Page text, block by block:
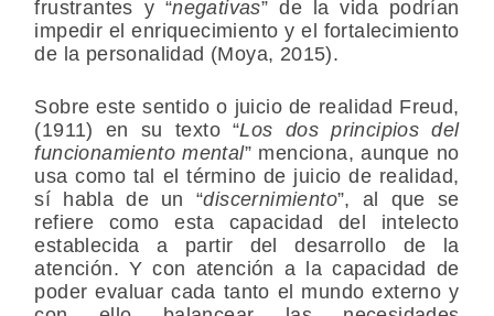
frustrantes y “negativas” de la vida podrían
impedir el enriquecimiento y el fortalecimiento
de la personalidad (Moya, 2015).
Sobre este sentido o juicio de realidad Freud,
(1911) en su texto “Los dos principios del
funcionamiento mental” menciona, aunque no
usa como tal el término de juicio de realidad,
sí habla de un “discernimiento”, al que se
refiere como esta capacidad del intelecto
establecida a partir del desarrollo de la
atención. Y con atención a la capacidad de
poder evaluar cada tanto el mundo externo y